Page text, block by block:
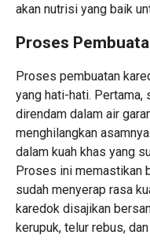
akan nutrisi yang baik
Proses
Proses pembuatan
yang hati-hati.
direndam dalam air
menghilangkan
dalam kuah khas yang
Proses ini memastikan
sudah menyerap rasa
karedok disajikan
kerupuk, telur rebus,